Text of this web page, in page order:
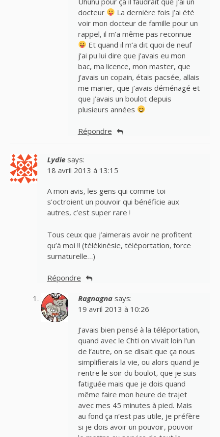
docteur
La dernière fois j’ai été
voir mon docteur de famille pour un
rappel, il m’a même pas reconnue
Et quand il m’a dit quoi de neuf
j’ai pu lui dire que j’avais eu mon
bac, ma licence, mon master, que
j’avais un copain, étais pacsée, allais
me marier, que j’avais déménagé et
que j’avais un boulot depuis
plusieurs années
Répondre
Lydie says:
18 avril 2013 à 13:15
A mon avis, les gens qui comme toi
s’octroient un pouvoir qui bénéficie aux
autres, c’est super rare !
Tous ceux que j’aimerais avoir ne profitent
qu’à moi !! (télékinésie, téléportation, force
surnaturelle…)
Répondre
Ragnagna says:
19 avril 2013 à 10:26
J’avais bien pensé à la téléportation,
quand avec le Chti on vivait loin l’un
de l’autre, on se disait que ça nous
simplifierais la vie, ou alors quand je
rentre le soir du boulot, que je suis
fatiguée mais que je dois quand
même faire mon heure de trajet
avec mes 45 minutes à pied. Mais
au fond ça n’est pas utile, je préfère
si je dois avoir un pouvoir, pouvoir